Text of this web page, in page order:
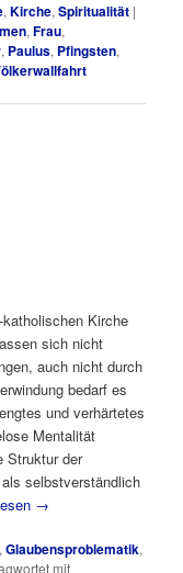
,Kirche,Spiritualität |
,Frau,
, Paulus, Pfingsten,
Kirche
sich nicht
auch nicht durch
bedarf es
und verhärtetes
Mentalität
Struktur der
selbstverständlich
→
,Glaubensproblematik,
mit